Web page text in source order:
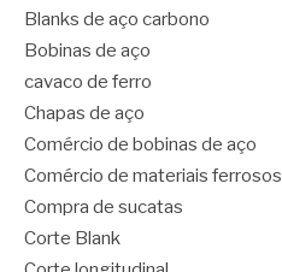
Blanks de aço carbono
Bobinas de aço
cavaco de ferro
Chapas de aço
Comércio de bobinas de aço
Comércio de materiais ferrosos
Compra de sucatas
Corte Blank